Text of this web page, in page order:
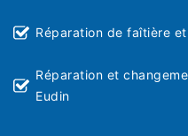
Réparation de faîtière
Réparation et
Eudin